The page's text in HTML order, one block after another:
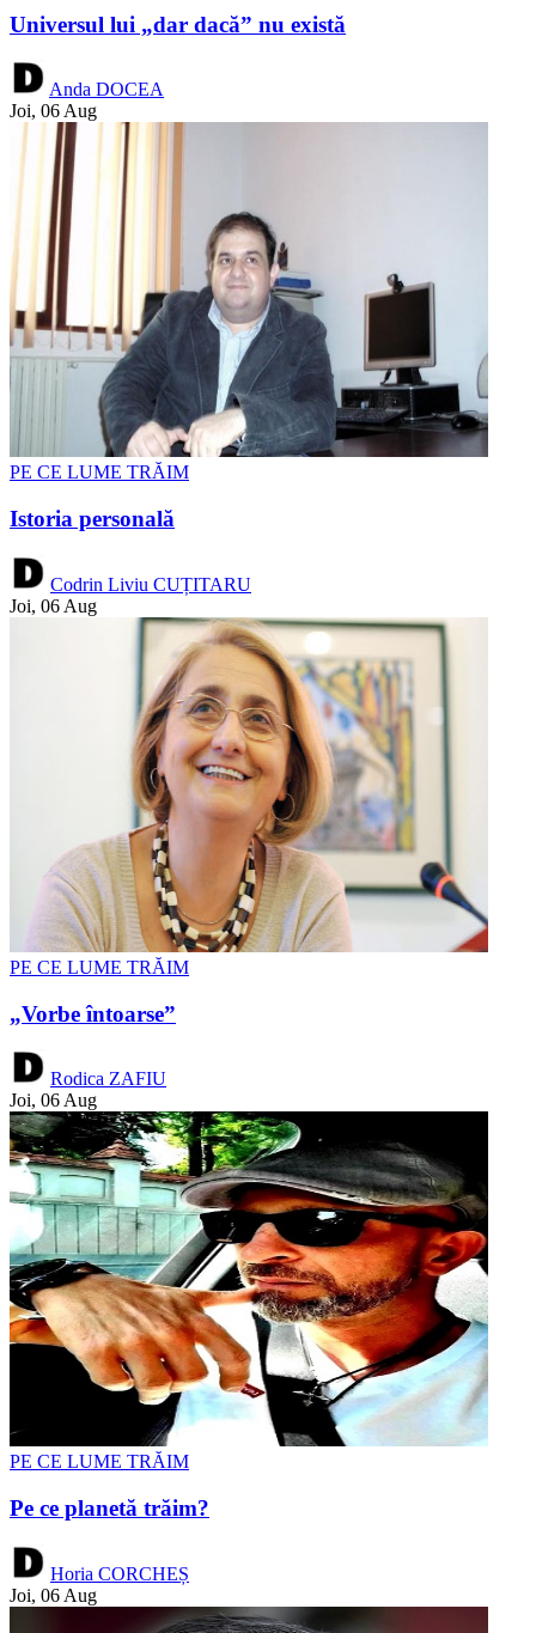
Universul lui „dar dacă” nu există
Anda DOCEA
Joi, 06 Aug
PE CE LUME TRĂIM
Istoria personală
Codrin Liviu CUȚITARU
Joi, 06 Aug
PE CE LUME TRĂIM
„Vorbe întoarse”
Rodica ZAFIU
Joi, 06 Aug
PE CE LUME TRĂIM
Pe ce planetă trăim?
Horia CORCHEȘ
Joi, 06 Aug